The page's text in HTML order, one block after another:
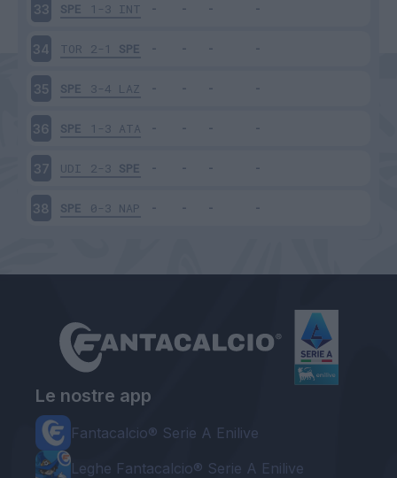
33 SPE 1-3 INT
34 TOR 2-1 SPE
35 SPE 3-4 LAZ
36 SPE 1-3 ATA
37 UDI 2-3 SPE
38 SPE 0-3 NAP
Le nostre app
Fantacalcio® Serie A Enilive
Leghe Fantacalcio® Serie A Enilive